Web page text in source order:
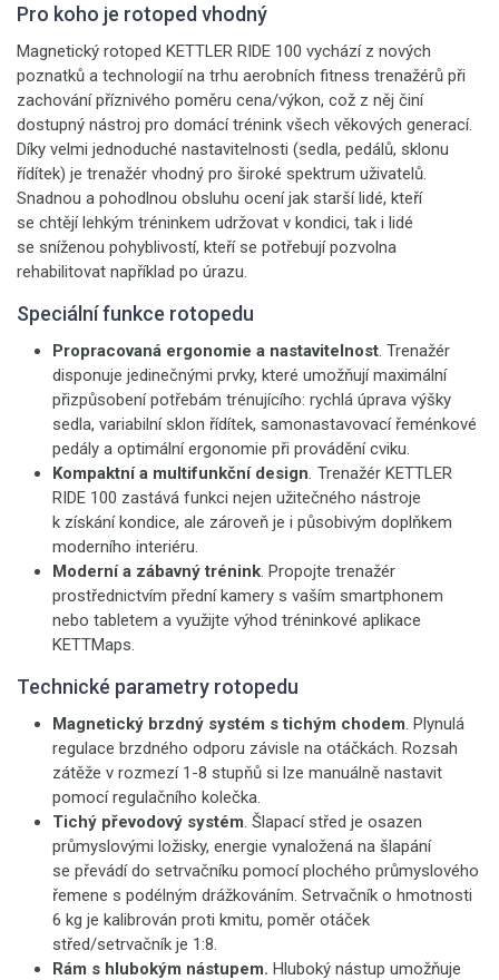
Pro koho je rotoped vhodný
Magnetický rotoped KETTLER RIDE 100 vychází z nových
poznatků a technologií na trhu aerobních fitness trenažérů při
zachování příznivého poměru cena/výkon, což z něj činí
dostupný nástroj pro domácí trénink všech věkových generací.
Díky velmi jednoduché nastavitelnosti (sedla, pedálů, sklonu
řídítek) je trenažér vhodný pro široké spektrum uživatelů.
Snadnou a pohodlnou obsluhu ocení jak starší lidé, kteří
se chtějí lehkým tréninkem udržovat v kondici, tak i lidé
se sníženou pohyblivostí, kteří se potřebují pozvolna
rehabilitovat například po úrazu.
Speciální funkce rotopedu
Propracovaná ergonomie a nastavitelnost. Trenažér
disponuje jedinečnými prvky, které umožňují maximální
přizpůsobení potřebám trénujícího: rychlá úprava výšky
sedla, variabilní sklon řídítek, samonastavovací řeménkové
pedály a optimální ergonomie při provádění cviku.
Kompaktní a multifunkční design. Trenažér KETTLER
RIDE 100 zastává funkci nejen užitečného nástroje
k získání kondice, ale zároveň je i působivým doplňkem
moderního interiéru.
Moderní a zábavný trénink. Propojte trenažér
prostřednictvím přední kamery s vaším smartphonem
nebo tabletem a využijte výhod tréninkové aplikace
KETTMaps.
Technické parametry rotopedu
Magnetický brzdný systém s tichým chodem. Plynulá
regulace brzdného odporu závisle na otáčkách. Rozsah
zátěže v rozmezí 1-8 stupňů si lze manuálně nastavit
pomocí regulačního kolečka.
Tichý převodový systém. Šlapací střed je osazen
průmyslovými ložisky, energie vynaložená na šlapání
se převádí do setrvačníku pomocí plochého průmyslového
řemene s podélným drážkováním. Setrvačník o hmotnosti
6 kg je kalibrován proti kmitu, poměr otáček
střed/setrvačník je 1:8.
Rám s hlubokým nástupem. Hluboký nástup umožňuje